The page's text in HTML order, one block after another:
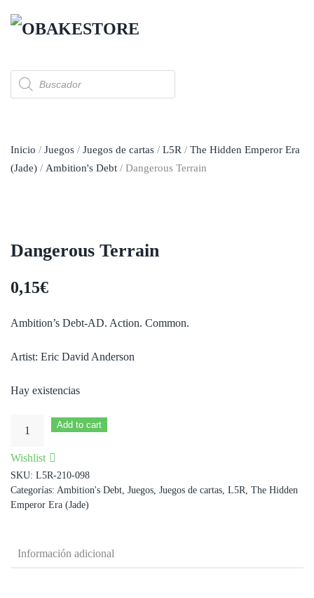
Búsqueda
de
productos
Inicio / Juegos / Juegos de cartas / L5R / The Hidden Emperor Era
(Jade) / Ambition's Debt / Dangerous Terrain
Dangerous Terrain
0,15€
Ambition’s Debt-AD. Action. Common.
Artist: Eric David Anderson
Hay existencias
Dangerous
cantidad
Add to cart
Wishlist
SKU: L5R-210-098
Categorías: Ambition's Debt, Juegos, Juegos de cartas, L5R, The Hidden
Emperor Era (Jade)
Información adicional